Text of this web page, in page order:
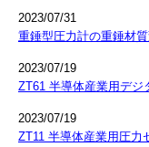
2023/07/31
重錘型圧力計の重錘材
2023/07/19
ZT61 半導体産業用デジ
2023/07/19
ZT11 半導体産業用圧力